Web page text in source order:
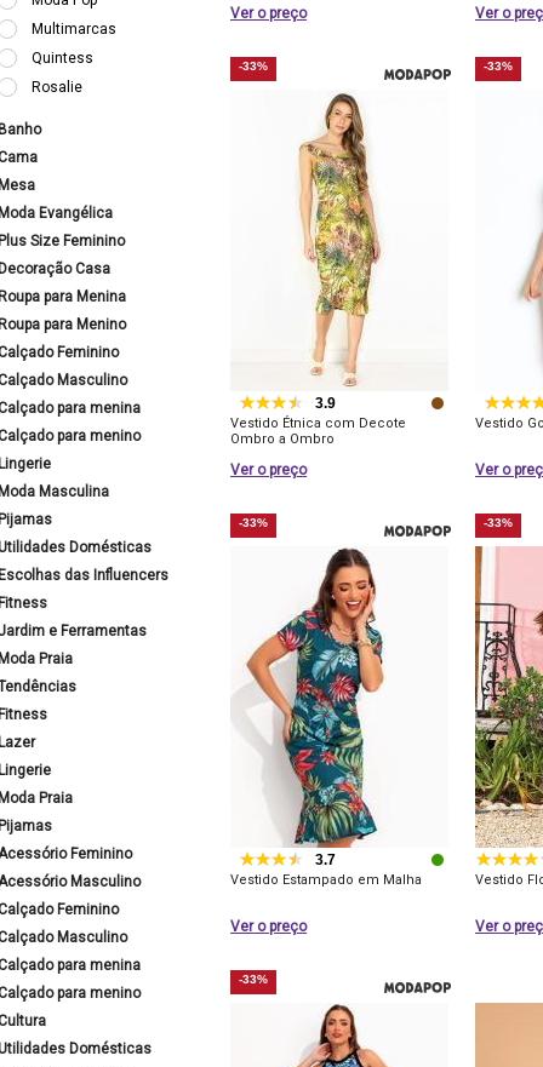
Multimarcas
Quintess
Rosalie
Evangélica
Size Feminino
Casa
para Menina
para Menino
Feminino
Masculino
para menina
para menino
Masculina
Domésticas
das Influencers
e Ferramentas
Praia
Praia
Feminino
Masculino
Feminino
Masculino
para menina
para menino
Domésticas
Ver o preço Ver o
-33%
3.9
Vestido Étnica com Decote
Ombro a Ombro
Ver o preço
-33%
Vestido
Ver o
-33%
3.7
Vestido Estampado em Malha
Ver o preço
-33%
Vestido
Ver o
-33%